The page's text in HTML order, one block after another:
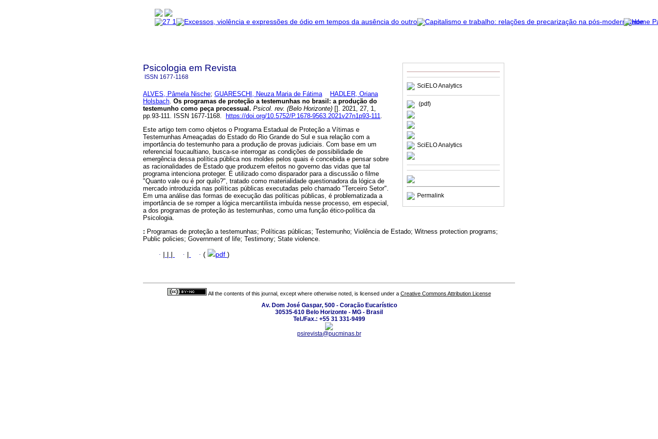
SciELO Analytics
(pdf)
SciELO Analytics
Permalink
Psicologia em Revista
ISSN 1677-1168
ALVES, Pâmela Nische; GUARESCHI, Neuza Maria de Fátima
HADLER, Oriana
Holsbach Os programas de proteção a testemunhas no brasil : a produção do
testemunho como peça processual . Psicol. rev. (Belo Horizonte) []. 2021, 27, 1,
pp.93-111. ISSN 1677-1168.
https://doi.org/10.5752/P.1678-9563.2021v27n1p93-111
Este artigo tem como objetos o Programa Estadual de Proteção a Vítimas e
Testemunhas Ameaçadas do Estado do Rio Grande do Sul e sua relação com a
importância do testemunho para a produção de provas judiciais. Com base em um
referencial foucaultiano, busca-se interrogar as condições de possibilidade de
emergência dessa política pública nos moldes pelos quais é concebida e pensar sobre
as racionalidades de Estado que produzem efeitos no governo das vidas que tal
programa intenciona proteger. É utilizado como disparador para a discussão o filme
"Quanto vale ou é por quilo?", tratado como materialidade questionadora da lógica de
mercado introduzida nas políticas públicas executadas pelo chamado "Terceiro Setor".
Em uma análise das formas de execução das políticas públicas, é problematizada a
importância de se romper a lógica mercantilista imbuída nesse processo, em especial,
a dos programas de proteção às testemunhas, como uma função ético-política da
Psicologia.
: Programas de proteção a testemunhas; Políticas públicas; Testemunho; Violência de Estado; Witness protection programs;
Public policies; Government of life; Testimony; State violence.
· · · ( pdf )
All the contents of this journal, except where otherwise noted, is licensed under a Creative Commons Attribution License
Av. Dom José Gaspar, 500 - Coração Eucarístico
30535-610 Belo Horizonte - MG - Brasil
Tel./Fax.: +55 31 331-9499
psirevista@pucminas.br